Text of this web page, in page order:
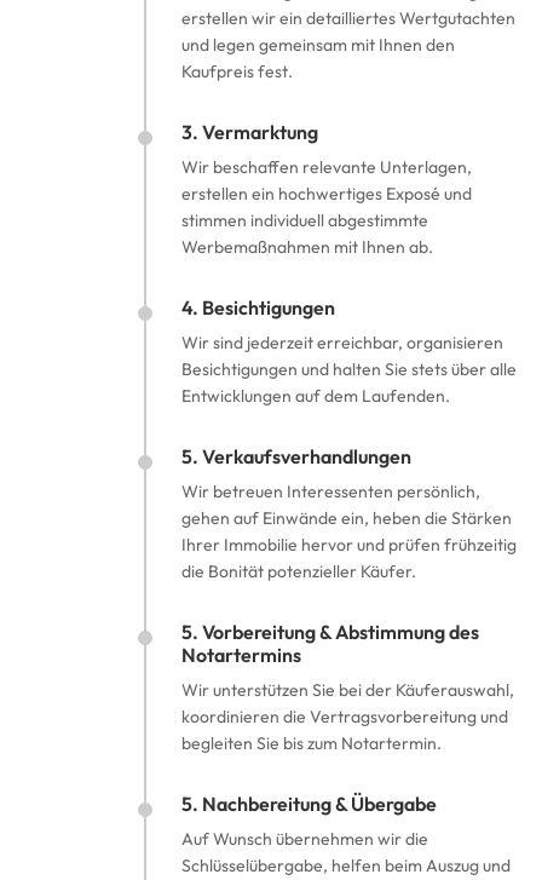
erstellen wir ein detailliertes Wertgutachten
und legen gemeinsam mit Ihnen den
Kaufpreis fest.
3. Vermarktung
Wir beschaffen relevante Unterlagen,
erstellen ein hochwertiges Exposé und
stimmen individuell abgestimmte
Werbemaßnahmen mit Ihnen ab.
4. Besichtigungen
Wir sind jederzeit erreichbar, organisieren
Besichtigungen und halten Sie stets über alle
Entwicklungen auf dem Laufenden.
5. Verkaufsverhandlungen
Wir betreuen Interessenten persönlich,
gehen auf Einwände ein, heben die Stärken
Ihrer Immobilie hervor und prüfen frühzeitig
die Bonität potenzieller Käufer.
5. Vorbereitung & Abstimmung des
Notartermins
Wir unterstützen Sie bei der Käuferauswahl,
koordinieren die Vertragsvorbereitung und
begleiten Sie bis zum Notartermin.
5. Nachbereitung & Übergabe
Auf Wunsch übernehmen wir die
Schlüsselübergabe, helfen beim Auszug und